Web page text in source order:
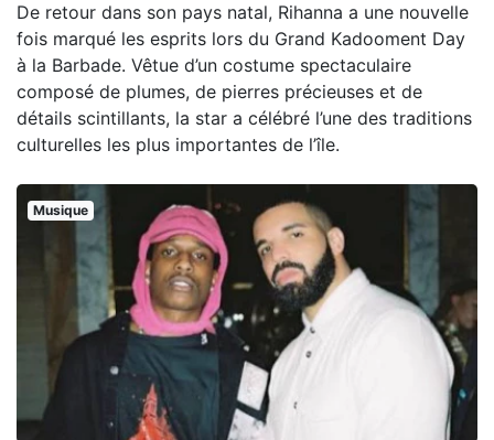
De retour dans son pays natal, Rihanna a une nouvelle
fois marqué les esprits lors du Grand Kadooment Day
à la Barbade. Vêtue d’un costume spectaculaire
composé de plumes, de pierres précieuses et de
détails scintillants, la star a célébré l’une des traditions
culturelles les plus importantes de l’île.
Musique